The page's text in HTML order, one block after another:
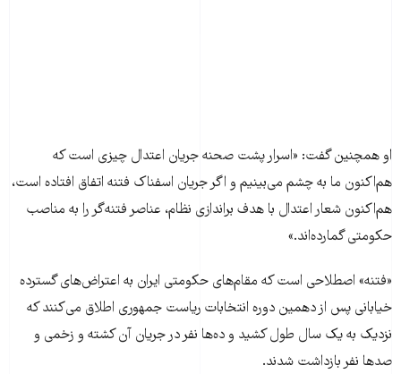
او همچنین گفت: «اسرار پشت صحنه جريان اعتدال چيزی است که
هم‌اکنون ما به چشم می‌بينيم و اگر جريان اسفناک فتنه اتفاق افتاده است،
هم‌اکنون شعار اعتدال با هدف براندازی نظام، عناصر فتنه‌گر را به مناصب
حکومتی گمارده‌اند.»
«فتنه» اصطلاحی است که مقام‌های حکومتی ایران به اعتراض‌های گسترده
خیابانی پس از دهمین دوره انتخابات ریاست جمهوری اطلاق می‌کنند که
نزدیک به یک سال طول کشید و ده‌ها نفر در جریان آن کشته و زخمی و
صدها نفر بازداشت‌ شدند.